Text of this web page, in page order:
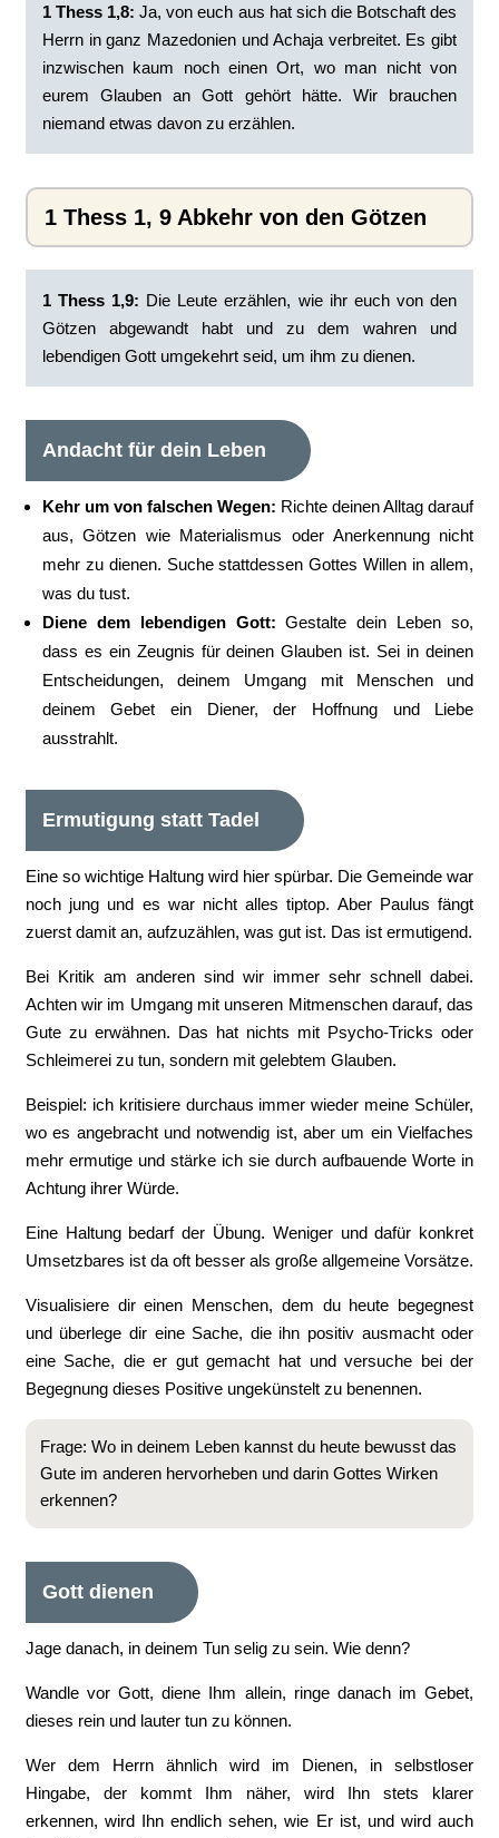
1 Thess 1,8:‭Ja, von euch aus hat sich die Botschaft des
Herrn in ganz Mazedonien und Achaja verbreitet. Es gibt
inzwischen kaum noch einen Ort, wo man nicht von
eurem Glauben an Gott gehört hätte. Wir brauchen
niemand etwas davon zu erzählen.
1 Thess 1, 9 Abkehr von den Götzen
1 Thess 1,9: Die Leute erzählen, wie ihr euch von den
Götzen abgewandt habt und zu dem wahren und
lebendigen Gott umgekehrt seid, um ihm zu dienen.
Andacht für dein Leben
Kehr um von falschen Wegen: Richte deinen Alltag darauf
aus, Götzen wie Materialismus oder Anerkennung nicht
mehr zu dienen. Suche stattdessen Gottes Willen in allem,
was du tust.
Diene dem lebendigen Gott: Gestalte dein Leben so,
dass es ein Zeugnis für deinen Glauben ist. Sei in deinen
Entscheidungen, deinem Umgang mit Menschen und
deinem Gebet ein Diener, der Hoffnung und Liebe
ausstrahlt.
Ermutigung statt Tadel
Eine so wichtige Haltung wird hier spürbar. Die Gemeinde war
noch jung und es war nicht alles tiptop. Aber Paulus fängt
zuerst damit an, aufzuzählen, was gut ist. Das ist ermutigend.
Bei Kritik am anderen sind wir immer sehr schnell dabei.
Achten wir im Umgang mit unseren Mitmenschen darauf, das
Gute zu erwähnen. Das hat nichts mit Psycho-Tricks oder
Schleimerei zu tun, sondern mit gelebtem Glauben.
Beispiel: ich kritisiere durchaus immer wieder meine Schüler,
wo es angebracht und notwendig ist, aber um ein Vielfaches
mehr ermutige und stärke ich sie durch aufbauende Worte in
Achtung ihrer Würde.
Eine Haltung bedarf der Übung. Weniger und dafür konkret
Umsetzbares ist da oft besser als große allgemeine Vorsätze.
Visualisiere dir einen Menschen, dem du heute begegnest
und überlege dir eine Sache, die ihn positiv ausmacht oder
eine Sache, die er gut gemacht hat und versuche bei der
Begegnung dieses Positive ungekünstelt zu benennen.
Frage: Wo in deinem Leben kannst du heute bewusst das
Gute im anderen hervorheben und darin Gottes Wirken
erkennen?
Gott dienen
Jage danach, in deinem Tun selig zu sein. Wie denn?
Wandle vor Gott, diene Ihm allein, ringe danach im Gebet,
dieses rein und lauter tun zu können.
Wer dem Herrn ähnlich wird im Dienen, in selbstloser
Hingabe, der kommt Ihm näher, wird Ihn stets klarer
erkennen, wird Ihn endlich sehen, wie Er ist, und wird auch